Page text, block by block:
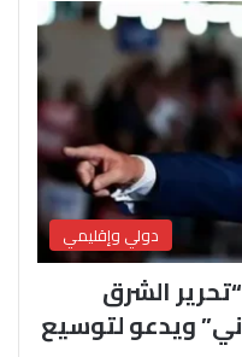
دولي وإقليمي
الشرق
ويدعو لتوسيع